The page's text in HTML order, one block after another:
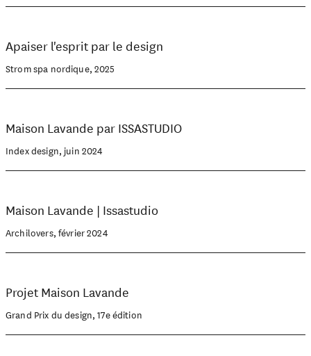
Apaiser l'esprit par le design
Strom spa nordique, 2025
Maison Lavande par ISSASTUDIO
Index design, juin 2024
Maison Lavande | Issastudio
Archilovers, février 2024
Projet Maison Lavande
Grand Prix du design, 17e édition